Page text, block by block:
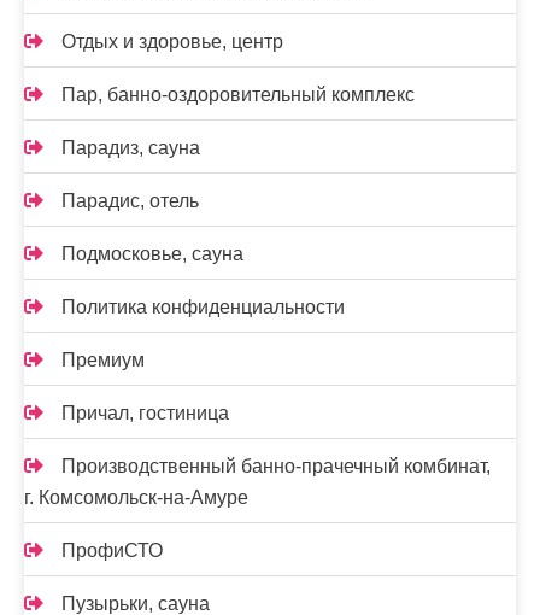
Отдых и здоровье, центр
Пар, банно-оздоровительный комплекс
Парадиз, сауна
Парадис, отель
Подмосковье, сауна
Политика конфиденциальности
Премиум
Причал, гостиница
Производственный банно-прачечный комбинат,
г. Комсомольск-на-Амуре
ПрофиСТО
Пузырьки, сауна